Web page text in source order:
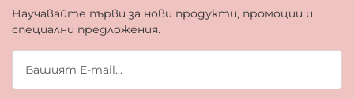
Научавайте първи за нови продукти, промоции и
специални предложения.